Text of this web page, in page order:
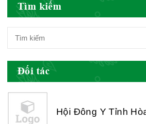
Tìm kiếm
Đối tác
Hội Đông Y Tỉnh
Hội Đông Y Tỉnh